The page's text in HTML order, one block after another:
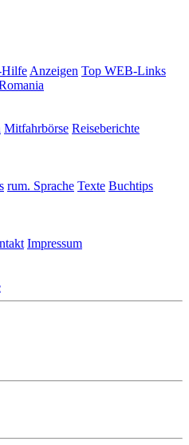
Hilfe Anzeigen Top WEB-Links
Mitfahrbörse Reiseberichte
rum. Sprache Texte Buchtips
Impressum